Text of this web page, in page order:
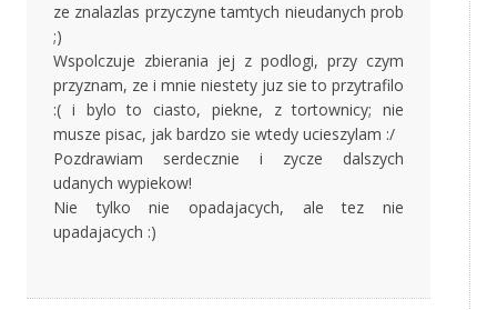
ze znalazlas przyczyne tamtych nieudanych prob
;)
Wspolczuje zbierania jej z podlogi, przy czym
przyznam, ze i mnie niestety juz sie to przytrafilo
:( i bylo to ciasto, piekne, z tortownicy; nie
musze pisac, jak bardzo sie wtedy ucieszylam :/
Pozdrawiam serdecznie i zycze dalszych
udanych wypiekow!
Nie tylko nie opadajacych, ale tez nie
upadajacych :)